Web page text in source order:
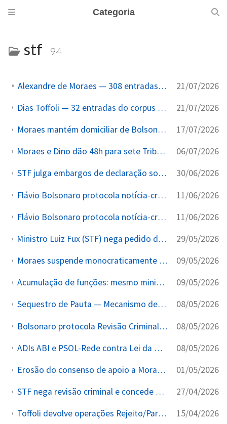
Categoria
stf 94
Alexandre de Moraes — 308 entradas do corpus citam o ministro 21/07/2026
Dias Toffoli — 32 entradas do corpus citando o ministro32 entradas do corpus citando o ministro 21/07/2026
Moraes mantém domiciliar de Bolsonaro, suspende todas as visitas por 30 dias e nega pedido de visita do presidente Milei 17/07/2026
Moraes e Dino dão 48h para sete Tribunais de Justiça explicarem supersalários acima do teto, após Folha revelar 616 magistrados recebendo até R$ 495 mil/mês via resolução CNJ/CNMP 06/07/2026
STF julga embargos de declaração sobre "penduricalhos" e flexibiliza decisão de março, mantém teto de 35% 30/06/2026
Flávio Bolsonaro protocola notícia-crime contra Lula no STF por incitação ao crime e ameaça 11/06/2026
Flávio Bolsonaro protocola notícia-crime contra Lula no STF por ameaça e incitação 11/06/2026
Ministro Luiz Fux (STF) nega pedido da Mesa Diretora da Alerj para que Douglas Ruas assuma interinamente o governo do Rio de Janeiro 29/05/2026
Moraes suspende monocraticamente a Lei 15.402/2026 em 10+ execuções penais do 8J — menos de 24h após promulgação 09/05/2026
Acumulação de funções: mesmo ministro julgou, condenou e é relator da lei que reduziria as penas dos réus do 8J 09/05/2026
Sequestro de Pauta — Mecanismo de Postergação das Revisões Criminais de 1.402 Condenados 08/05/2026
Bolsonaro protocola Revisão Criminal no STF — Alega 'erro judiciário' e cerceamento de defesa 08/05/2026
ADIs ABI e PSOL-Rede contra Lei da Dosimetria — Sorteadas a Alexandre de Moraes por prevenção 08/05/2026
Erosão do consenso de apoio a Moraes: OAB, MBL, senadores e governadores revisam posições públicas (2019–2026) 01/05/2026
STF nega revisão criminal e concede prisão domiciliar humanitária a idoso de Maringá condenado a 14 anos por 8 de janeiro 27/04/2026
Toffoli devolve operações Rejeito/Parcours à 1ª instância — sem nenhuma condenação proferida no STF 15/04/2026